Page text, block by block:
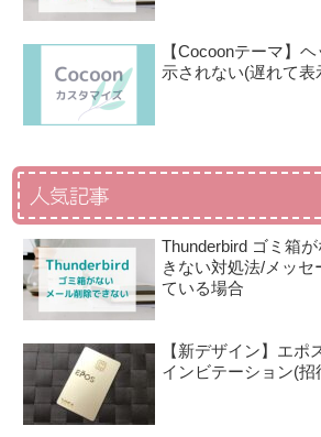
【Cocoonテーマ】
示されない(遅れて
人気記事
Thunderbird ゴミ箱
きない対処法/メッセ
ている場合
【新デザイン】エ
インビテーション(招